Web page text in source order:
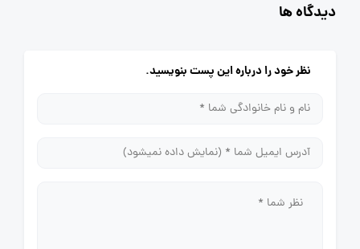
دیدگاه ها
نظر خود را درباره این پست بنویسید.